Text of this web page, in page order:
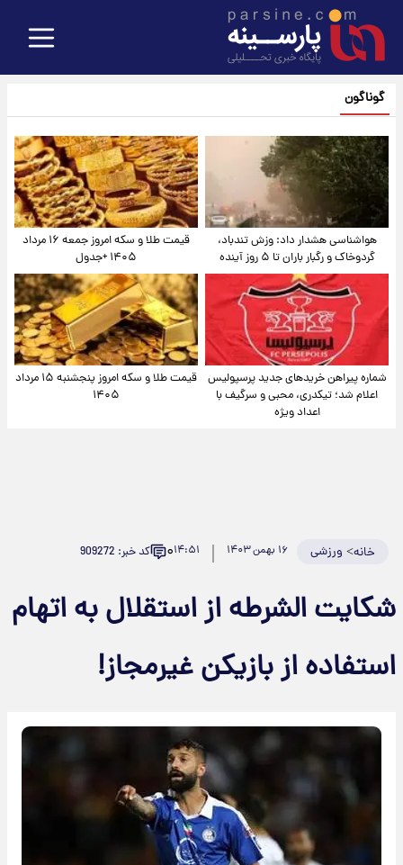
گوناگون
هواشناسی هشدار داد: وزش تندباد،
گردوخاک و رگبار باران تا ۵ روز آینده
قیمت طلا و سکه امروز جمعه ۱۶ مرداد
۱۴۰۵ +جدول
شماره پیراهن خریدهای جدید پرسپولیس
اعلام شد؛ تیکدری، محبی و سرگیف با
اعداد ویژه
قیمت طلا و سکه امروز پنجشنبه ۱۵ مرداد
۱۴۰۵
خانه> ورزشی ۱۶ بهمن ۱۴۰۳ ۱۴:۵۱۰ کد خبر: 909272
شکایت الشرطه از استقلال به اتهام
استفاده از بازیکن غیرمجاز!